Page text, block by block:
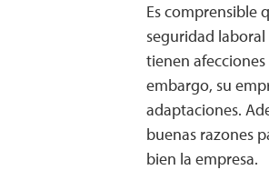
Es comprensible
seguridad
tienen
embargo, su
adaptaciones.
buenas razones
bien la empresa.